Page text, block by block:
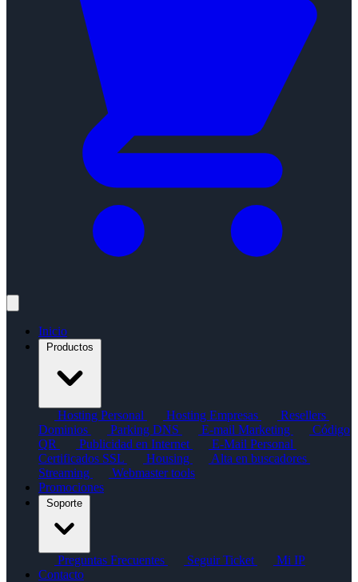
Inicio
Productos
Hosting Personal Hosting Empresas
Resellers
Dominios
Parking DNS E-mail Marketing
Código
QR
Publicidad en Internet
E-Mail Personal
Certificados SSL
Housing
Alta en buscadores
Streaming
Webmaster tools
Promociones
Soporte
Preguntas Frecuentes Seguir Ticket
Mi IP
Contacto